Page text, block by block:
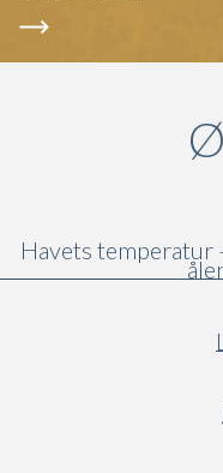
Havets temperatur